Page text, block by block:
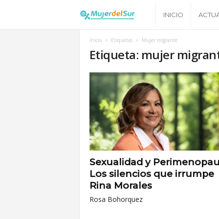
j
e
r
d
e
INICIO
Inicio Etiquetas Mujer migrante
Etiqueta: mujer
Sexualidad y
Los silencios que irrumpe
Rina Morales
Rosa Bohorquez